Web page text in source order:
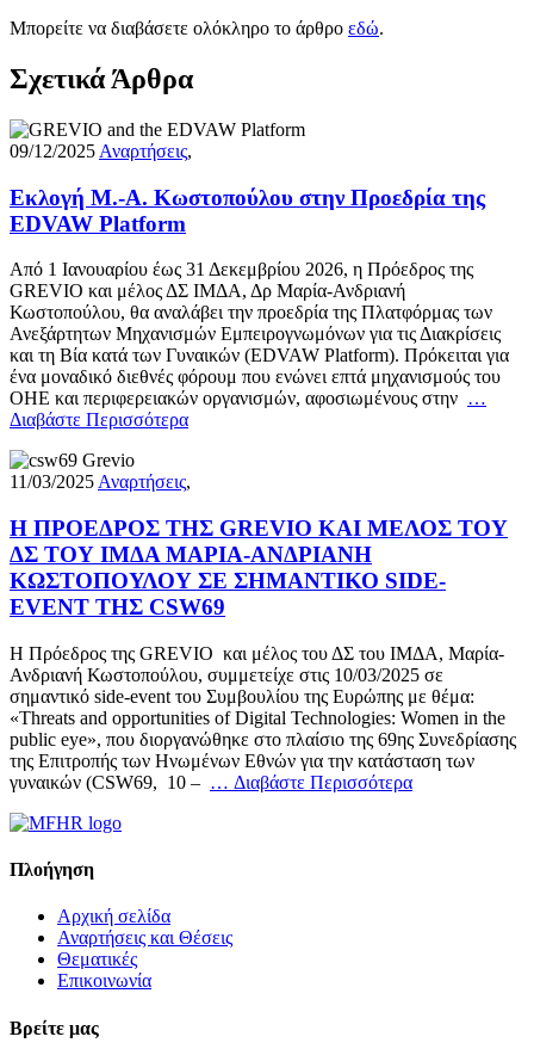
Μπορείτε να διαβάσετε ολόκληρο το άρθρο εδώ.
Σχετικά Άρθρα
09/12/2025 Αναρτήσεις,
Εκλογή Μ.-Α. Κωστοπούλου στην Προεδρία της
EDVAW Platform
Aπό 1 Ιανουαρίου έως 31 Δεκεμβρίου 2026, η Πρόεδρος της
GREVIO και μέλος ΔΣ ΙΜΔΑ, Δρ Μαρία-Ανδριανή
Κωστοπούλου, θα αναλάβει την προεδρία της Πλατφόρμας των
Ανεξάρτητων Μηχανισμών Εμπειρογνωμόνων για τις Διακρίσεις
και τη Βία κατά των Γυναικών (EDVAW Platform). Πρόκειται για
ένα μοναδικό διεθνές φόρουμ που ενώνει επτά μηχανισμούς του
ΟΗΕ και περιφερειακών οργανισμών, αφοσιωμένους στην …
Διαβάστε Περισσότερα
11/03/2025 Αναρτήσεις,
H ΠΡΟΕΔΡΟΣ ΤΗΣ GREVIO ΚΑΙ ΜΕΛΟΣ ΤΟΥ
ΔΣ ΤΟΥ ΙΜΔΑ ΜΑΡΙΑ-ΑΝΔΡΙΑΝΗ
ΚΩΣΤΟΠΟΥΛΟΥ ΣΕ ΣΗΜΑΝΤΙΚΟ SIDE-
EVENT ΤΗΣ CSW69
Η Πρόεδρος της GREVIO και μέλος του ΔΣ του ΙΜΔΑ, Μαρία-
Ανδριανή Κωστοπούλου, συμμετείχε στις 10/03/2025 σε
σημαντικό side-event του Συμβουλίου της Ευρώπης με θέμα:
«Threats and opportunities of Digital Technologies: Women in the
public eye», που διοργανώθηκε στο πλαίσιο της 69ης Συνεδρίασης
της Επιτροπής των Ηνωμένων Εθνών για την κατάσταση των
γυναικών (CSW69, 10 – … Διαβάστε Περισσότερα
Πλοήγηση
Αρχική σελίδα
Αναρτήσεις και Θέσεις
Θεματικές
Επικοινωνία
Βρείτε μας